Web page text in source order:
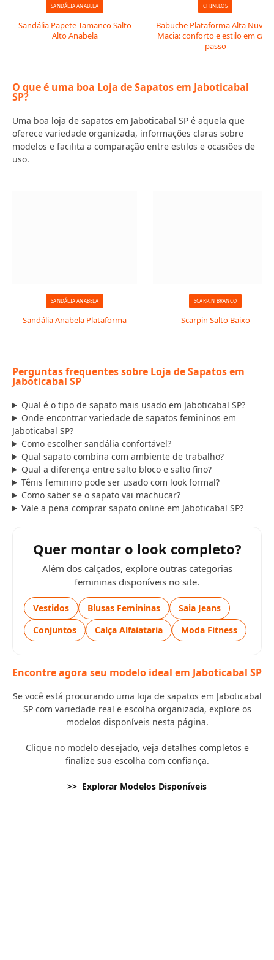
SANDÁLIA ANABELA
Sandália Papete Tamanco Salto
Alto Anabela
CHINELOS
Babuche Plataforma Alta Nuvem
Macia: conforto e estilo em cada
passo
O que é uma boa Loja de Sapatos em Jaboticabal
SP?
Uma boa loja de sapatos em Jaboticabal SP é aquela que
oferece variedade organizada, informações claras sobre
modelos e facilita a comparação entre estilos e ocasiões de
uso.
SANDÁLIA ANABELA
Sandália Anabela Plataforma
SCARPIN BRANCO
Scarpin Salto Baixo
Perguntas frequentes sobre Loja de Sapatos em
Jaboticabal SP
Qual é o tipo de sapato mais usado em Jaboticabal SP?
Onde encontrar variedade de sapatos femininos em
Jaboticabal SP?
Como escolher sandália confortável?
Qual sapato combina com ambiente de trabalho?
Qual a diferença entre salto bloco e salto fino?
Tênis feminino pode ser usado com look formal?
Como saber se o sapato vai machucar?
Vale a pena comprar sapato online em Jaboticabal SP?
Quer montar o look completo?
Além dos calçados, explore outras categorias
femininas disponíveis no site.
Vestidos Blusas Femininas
Saia Jeans
Conjuntos
Calça Alfaiataria Moda Fitness
Encontre agora seu modelo ideal em Jaboticabal SP
Se você está procurando uma loja de sapatos em Jaboticabal
SP com variedade real e escolha organizada, explore os
modelos disponíveis nesta página.
Clique no modelo desejado, veja detalhes completos e
finalize sua escolha com confiança.
>> Explorar Modelos Disponíveis